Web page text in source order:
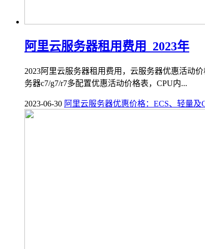
阿里云服务器租用费用_2023年
2023阿里云服务器租用费用，云服务器优惠活动
务器c7/g7/r7多配置优惠活动价格表，CPU内...
2023-06-30 阿里云服务器优惠价格：ECS、轻量及